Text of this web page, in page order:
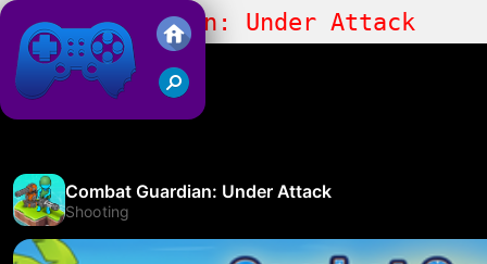
Friv
Combat Guardian: Under Attack